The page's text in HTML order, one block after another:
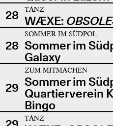
28
TANZ
WÆXE:
28
SOMMER IM SÜDPOL
Sommer im
Galaxy
29
ZUM MITMACHEN
Sommer im
Quartierverein
Bingo
TANZ